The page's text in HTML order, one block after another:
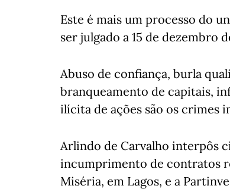
Este é mais um processo do
ser julgado a 15 de dezembro
Abuso de confiança, burla
branqueamento de capitais,
ilícita de ações são os crimes
Arlindo de Carvalho interpôs
incumprimento de contratos
Miséria, em Lagos, e a